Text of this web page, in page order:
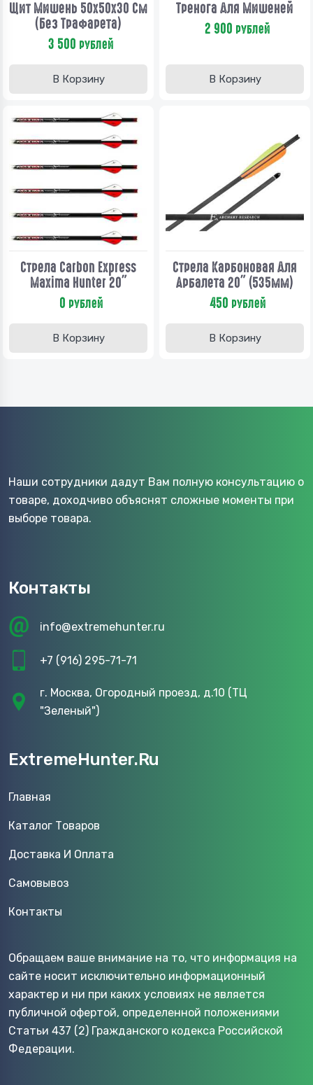
Щит Мишень 50х50х30 См
(без Трафарета)
3 500 рублей
В Корзину
Тренога Для Мишеней
2 900 рублей
В Корзину
Стрела Carbon Express
Maxima Hunter 20"
0 рублей
В Корзину
Стрела Карбоновая Для
Арбалета 20" (535мм)
450 рублей
В Корзину
Наши сотрудники дадут Вам полную консультацию о
товаре, доходчиво объяснят сложные моменты при
выборе товара.
Контакты
info@extremehunter.ru
+7 (916) 295-71-71
г. Москва, Огородный проезд, д.10 (ТЦ
"Зеленый")
ExtremeHunter.Ru
Главная
Каталог Товаров
Доставка И Оплата
Самовывоз
Контакты
Обращаем ваше внимание на то, что информация на
сайте носит исключительно информационный
характер и ни при каких условиях не является
публичной офертой, определенной положениями
Статьи 437 (2) Гражданского кодекса Российской
Федерации.